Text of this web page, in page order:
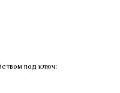
под ключ: